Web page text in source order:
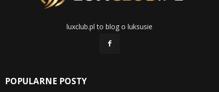
luxclub.pl to blog o luksusie
POPULARNE POSTY